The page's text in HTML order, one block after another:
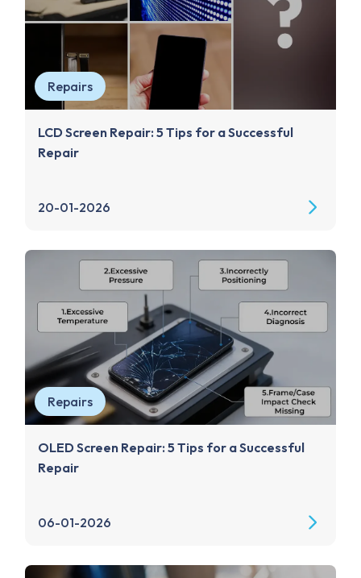
Repairs
LCD Screen Repair: 5 Tips for a Successful
Repair
20-01-2026
Repairs
OLED Screen Repair: 5 Tips for a Successful
Repair
06-01-2026